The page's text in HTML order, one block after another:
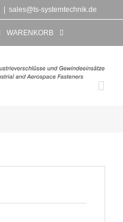
sales@ts-systemtechnik.de
WARENKORB